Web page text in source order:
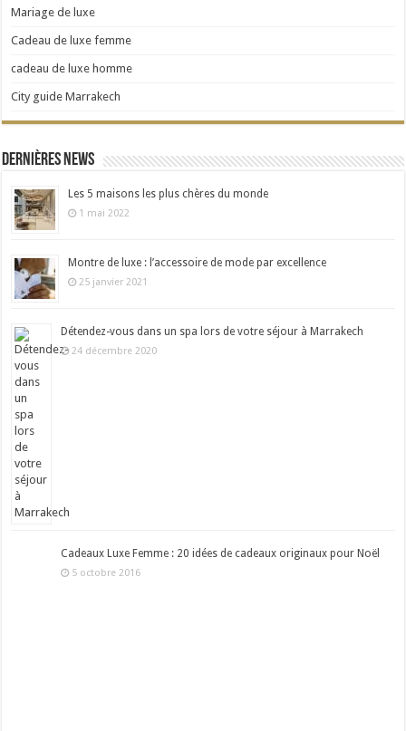
Mariage de luxe
Cadeau de luxe femme
cadeau de luxe homme
City guide Marrakech
Dernières news
Les 5 maisons les plus chères du monde
1 mai 2022
Montre de luxe : l’accessoire de mode par excellence
25 janvier 2021
Détendez-vous dans un spa lors de votre séjour à Marrakech
24 décembre 2020
Cadeaux Luxe Femme : 20 idées de cadeaux originaux pour Noël
5 octobre 2016